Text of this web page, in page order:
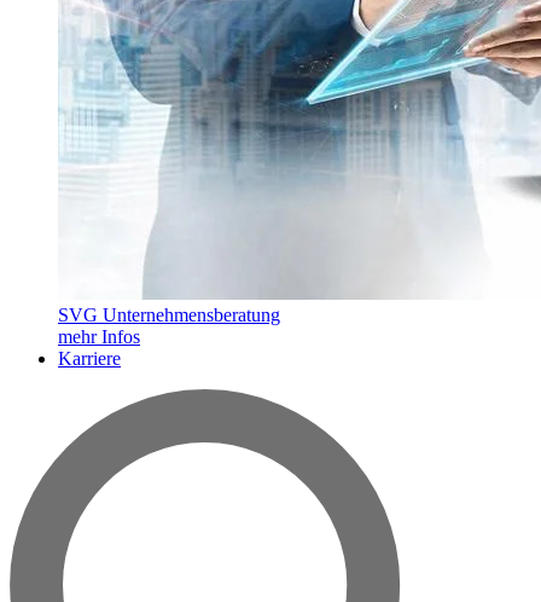
SVG Unternehmensberatung
mehr Infos
Karriere